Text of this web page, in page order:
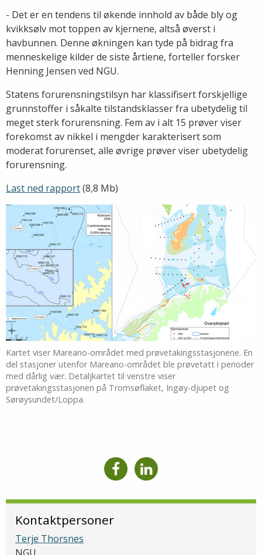
- Det er en tendens til økende innhold av både bly og
kvikksølv mot toppen av kjernene, altså øverst i
havbunnen. Denne økningen kan tyde på bidrag fra
menneskelige kilder de siste årtiene, forteller forsker
Henning Jensen ved NGU.
Statens forurensningstilsyn har klassifisert forskjellige
grunnstoffer i såkalte tilstandsklasser fra ubetydelig til
meget sterk forurensning. Fem av i alt 15 prøver viser
forekomst av nikkel i mengder karakterisert som
moderat forurenset, alle øvrige prøver viser ubetydelig
forurensning.
Last ned rapport(8,8 Mb)
Kartet viser Mareano-området med prøvetakingsstasjonene. En
del stasjoner utenfor Mareano-området ble prøvetatt i perioder
med dårlig vær. Detaljkartet til venstre viser
prøvetakingsstasjonen på Tromsøflaket, Ingøy-djupet og
Sørøysundet/Loppa.
Kontaktpersoner
Terje Thorsnes